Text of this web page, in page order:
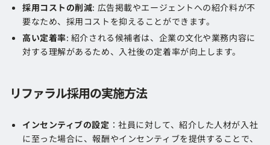
採用コストの削減: 広告掲載やエージェントへの紹介料が不
要なため、採用コストを抑えることができます​​。
高い定着率: 紹介される候補者は、企業の文化や業務内容に
対する理解があるため、入社後の定着率が向上します​​。
リファラル採用の実施方法
インセンティブの設定 ：社員に対して、紹介した人材が入社
に至った場合に、報酬やインセンティブを提供することで、